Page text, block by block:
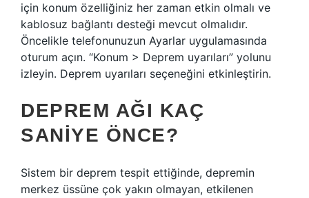
için konum özelliğiniz her zaman etkin olmalı ve
kablosuz bağlantı desteği mevcut olmalıdır.
Öncelikle telefonunuzun Ayarlar uygulamasında
oturum açın. “Konum > Deprem uyarıları” yolunu
izleyin. Deprem uyarıları seçeneğini etkinleştirin.
DEPREM AĞI KAÇ
SANIYE ÖNCE?
Sistem bir deprem tespit ettiğinde, depremin
merkez üssüne çok yakın olmayan, etkilenen